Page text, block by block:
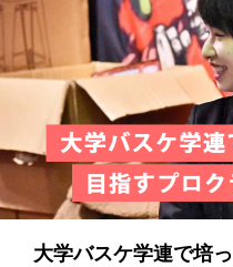
就職活動 情報
集客 SNS
Instagram
動画 ファン
体育会本部 新
組織づくり チ
大学バスケ学連で培